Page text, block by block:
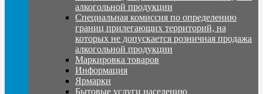
алкогольной продукции
Специальная комиссия по определению
границ прилегающих территорий, на
которых не допускается розничная продажа
алкогольной продукции
Маркировка товаров
Информация
Ярмарки
Бытовые услуги населению